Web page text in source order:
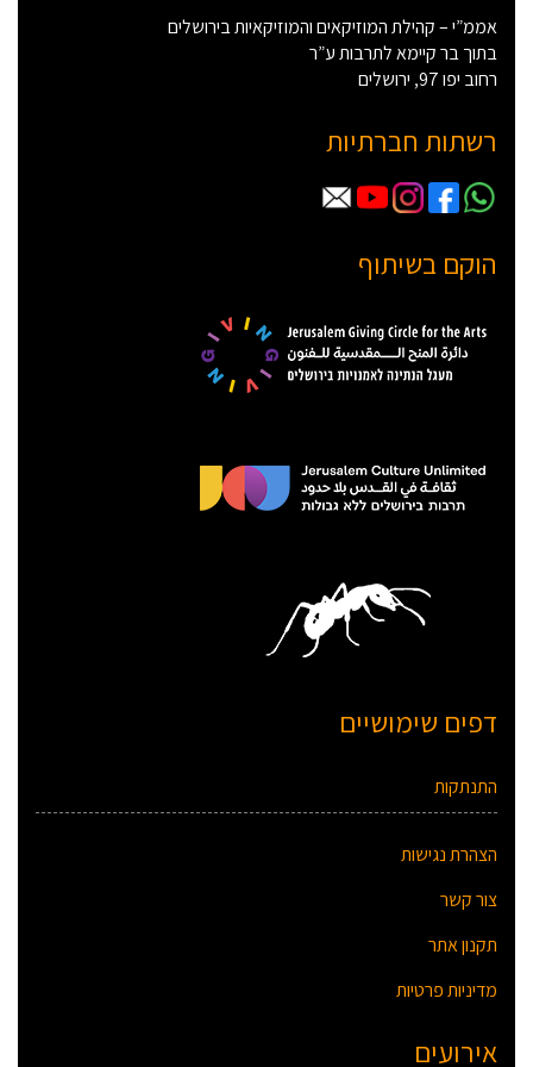
אממ”י – קהילת המוזיקאים והמוזיקאיות בירושלים
בתוך בר קיימא לתרבות ע”ר
רחוב יפו 97, ירושלים
רשתות חברתיות
הוקם בשיתוף
דפים שימושיים
התנתקות
הצהרת נגישות
צור קשר
תקנון אתר
מדיניות פרטיות
אירועים